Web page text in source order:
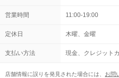
営業時間 11:00-19:00
定休日 木曜、金曜
支払い方法 現金、クレジット
店舗情報に誤りを発見された場合には、 お問